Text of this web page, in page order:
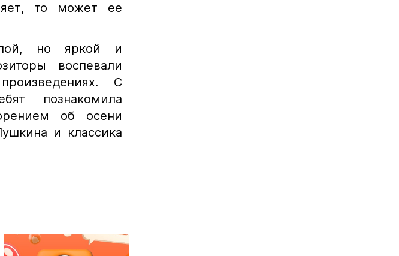
то может ее
но яркой и
воспевали
С
познакомила
об осени
и классика